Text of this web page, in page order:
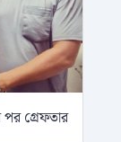
গ্রেফতার